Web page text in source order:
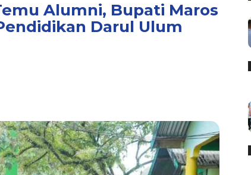
Alumni, Bupati Maros
Darul Ulum